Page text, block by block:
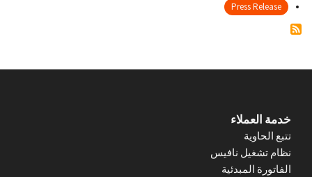
Press Release
خدمة العملاء
تتبع الحاوية
نظام تشغيل نافيس
الفاتورة المبدئية